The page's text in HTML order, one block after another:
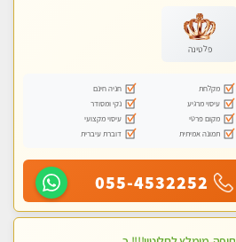
פלטינה
מקלחת
חניה חינם
עיסוי מרגיע
נקי ומסודר
מקום פרטי
עיסוי מקצועי
תמונה אמיתית
דוברת עיברית
055-4532252